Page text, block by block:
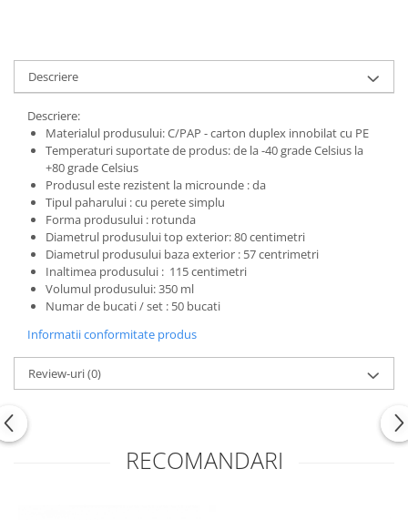
Descriere
Descriere:
Materialul produsului: C/PAP - carton duplex innobilat cu PE
Temperaturi suportate de produs: de la -40 grade Celsius la
+80 grade Celsius
Produsul este rezistent la microunde : da
Tipul paharului : cu perete simplu
Forma produsului : rotunda
Diametrul produsului top exterior: 80 centimetri
Diametrul produsului baza exterior : 57 centrimetri
Inaltimea produsului : 115 centimetri
Volumul produsului: 350 ml
Numar de bucati / set : 50 bucati
Informatii conformitate produs
Review-uri(0)
RECOMANDARI